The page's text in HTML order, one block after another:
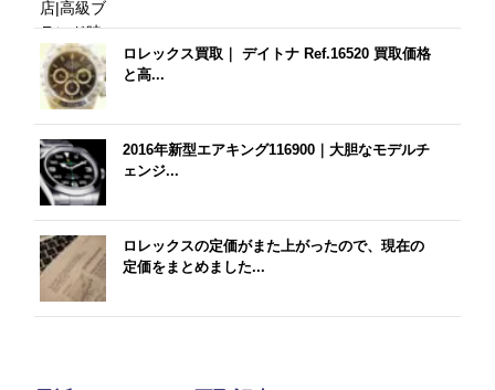
ロレックス買取｜ デイトナ Ref.16520 買取価格
と高...
2016年新型エアキング116900｜大胆なモデルチ
ェンジ...
ロレックスの定価がまた上がったので、現在の
定価をまとめました...